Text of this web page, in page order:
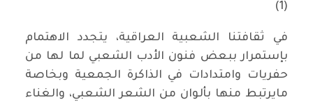
(1)
في ثقافتنا الشعبية العراقية، يتجدد الاهتمام
بإستمرار ببعض فنون الأدب الشعبي لما لها من
حفريات وامتدادات في الذاكرة الجمعية وبخاصة
مايرتبط منها بألوان من الشعر الشعبي، والغناء